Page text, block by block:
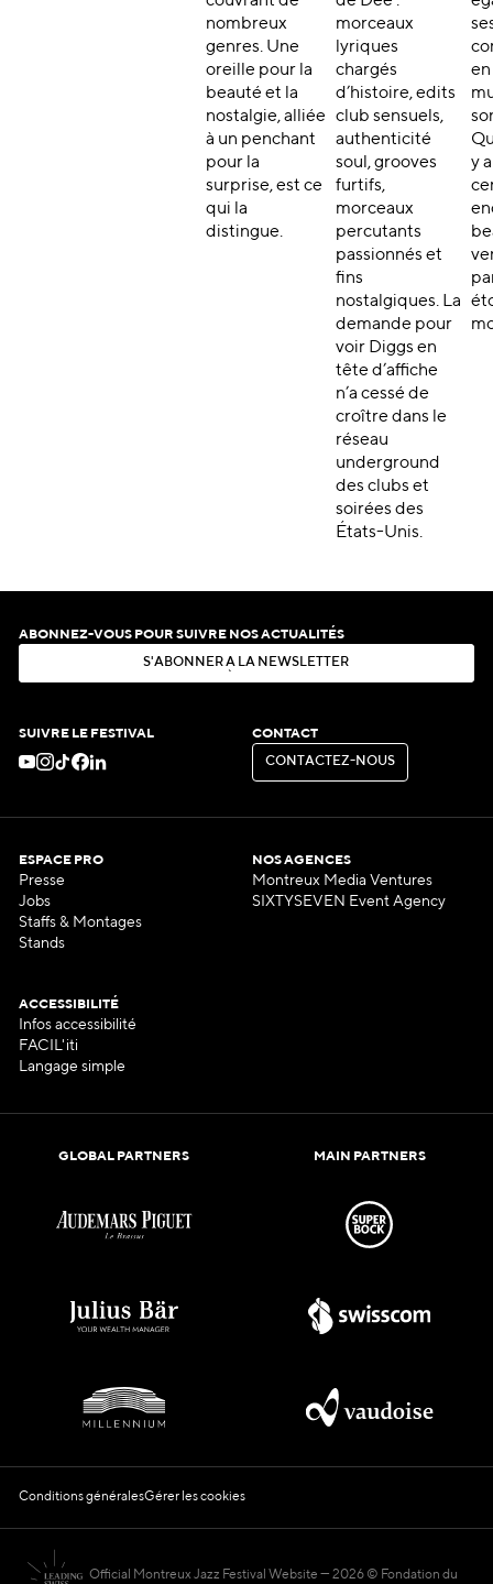
nombreux
genres. Une
oreille pour la
beauté et la
nostalgie, alliée
à un penchant
pour la
surprise, est ce
qui la
distingue.
morceaux
lyriques
chargés
d’histoire, edits
club sensuels,
authenticité
soul, grooves
furtifs,
morceaux
percutants
passionnés et
fins
nostalgiques. La
demande pour
voir Diggs en
tête d’affiche
n’a cessé de
croître dans le
réseau
underground
des clubs et
soirées des
États-Unis.
y
ABONNEZ-VOUS POUR SUIVRE NOS ACTUALITÉS
S'ABON N ER À LA N EWSLE ER
SUIVRE LE FESTIVAL CONTACT
CON ACT EZ-N OUS
CONTACTEZ-NOUS
ESPACE PRO
Presse
Jobs
Staffs & Montages
Stands
NOS AGENCES
Montreux Media Ventures
SIXTYSEVEN Event Agency
ACCESSIBILITÉ
Infos accessibilité
FACIL'iti
Langage simple
GLOBAL PARTNERS MAIN PARTNERS
Conditions généralesGérer les cookies
Official Montreux Jazz Festival Website
2026 © Fondation du